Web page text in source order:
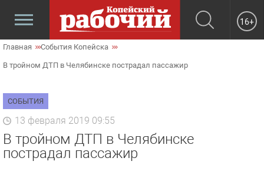
16+
Главная События Копейска
В тройном ДТП в Челябинске пострадал пассажир
СОБЫТИЯ
13 февраля 2019 09:55
В тройном ДТП в Челябинске
пострадал пассажир